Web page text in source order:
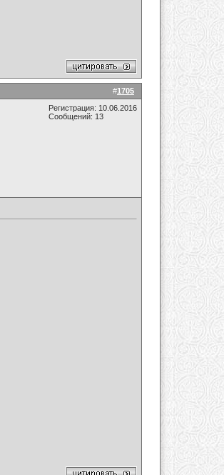
#1705
Регистрация: 10.06.2016
Сообщений: 13